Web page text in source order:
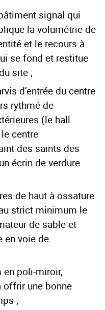
signal qui
la volumétrie de
et le recours à
se fond et restitue
site ;
d’entrée du centre
rythmé de
(le hall
centre
des saints des
écrin de verdure
de haut à ossature
strict minimum le
de sable et
en voie de
en poli-miroir,
offrir une bonne
;